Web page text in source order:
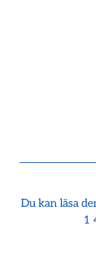
Du kan läsa
1